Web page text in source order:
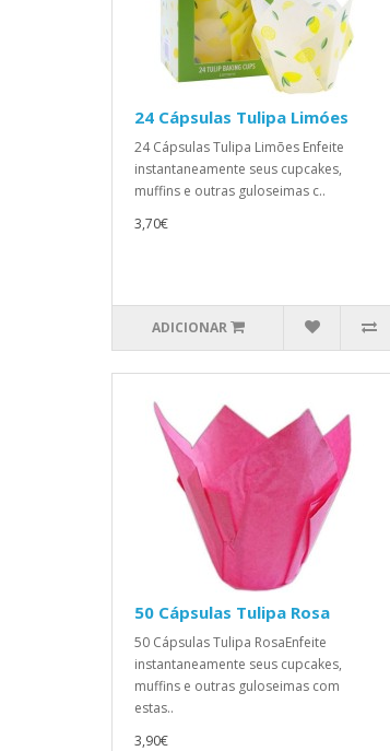
24 Cápsulas Tulipa Limóes
24 Cápsulas Tulipa Limões Enfeite
instantaneamente seus cupcakes,
muffins e outras guloseimas c..
3,70€
ADICIONAR
50 Cápsulas Tulipa Rosa
50 Cápsulas Tulipa RosaEnfeite
instantaneamente seus cupcakes,
muffins e outras guloseimas com
estas..
3,90€